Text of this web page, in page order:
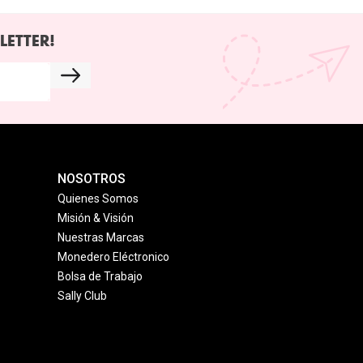
NOSOTROS
Quienes Somos
Misión & Visión
Nuestras Marcas
Monedero Eléctronico
Bolsa de Trabajo
Sally Club